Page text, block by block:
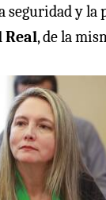
y la
Real, de la